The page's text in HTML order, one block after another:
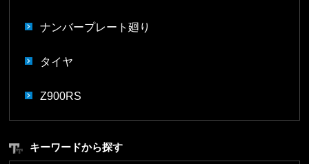
ナンバープレート廻り
タイヤ
Z900RS
キーワードから探す